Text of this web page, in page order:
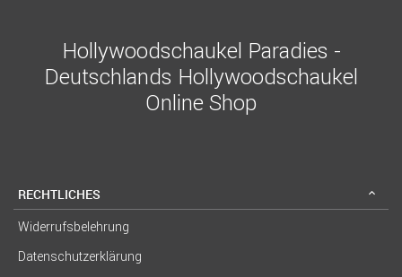
Hollywoodschaukel Paradies -
Deutschlands Hollywoodschaukel
Online Shop
RECHTLICHES
Widerrufsbelehrung
Datenschutzerklärung